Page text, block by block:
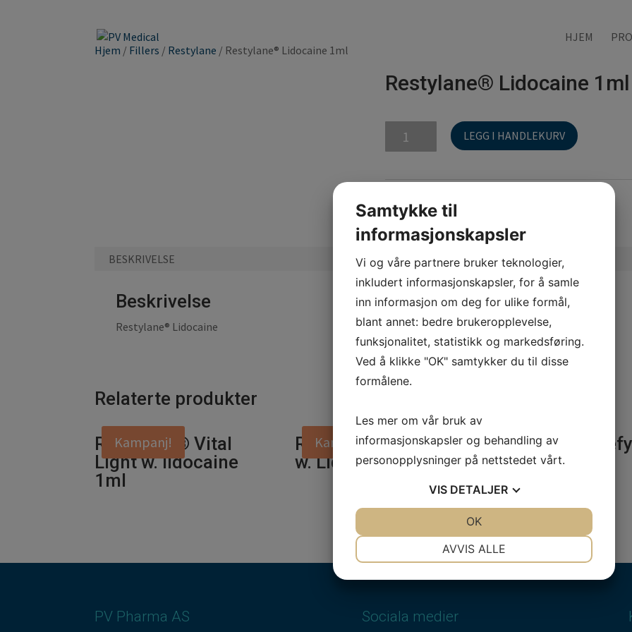
HJEM
Hjem / Fillers / Restylane / Restylane® Lidocaine 1ml
Restylane® Lidocaine 1ml
Restylane®
Lidocaine
LEGG I HANDLEKURV
BESKRIVELSE
Beskrivelse
Restylane® Lidocaine
Relaterte produkter
Kampanj!
Restylane® Vital
Light w. lidocaine
1ml
Kampanj!
Restylane® Vital
w. Lidocaine 1ml
Restylane®
Lidocaine 1ml
PV Pharma AS Sociala medier
Samtykke til
informasjonskapsler
Vi og våre partnere bruker teknologier,
inkludert informasjonskapsler, for å samle
inn informasjon om deg for ulike formål,
blant annet: bedre brukeropplevelse,
funksjonalitet, statistikk og markedsføring.
Ved å klikke "OK" samtykker du til disse
formålene.
Les mer om vår bruk av
informasjonskapsler og behandling av
personopplysninger på nettstedet vårt.
VIS DETALJER
AVVIS ALLE
OK